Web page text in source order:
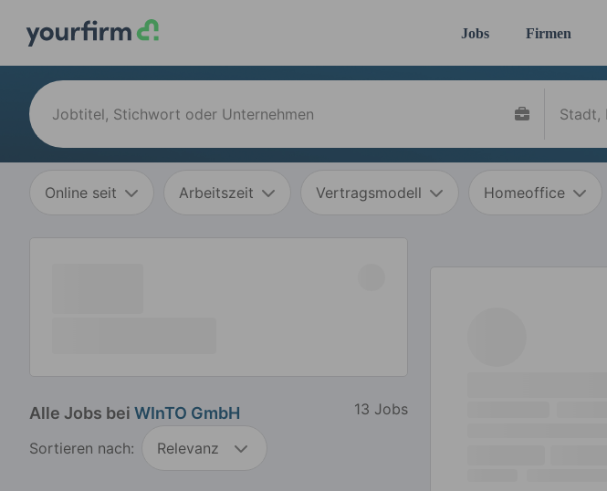
Jobs Firmen
Online seit Arbeitszeit Vertragsmodell Homeoffice
Alle Jobs bei WInTO GmbH 13 Jobs
Sortieren nach: Relevanz